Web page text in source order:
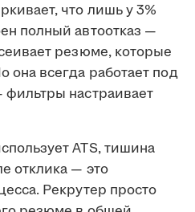
что лишь у 3%
полный автоотказ —
резюме, которые
всегда работает под
настраивает
ATS, тишина
отклика — это
Рекрутер просто